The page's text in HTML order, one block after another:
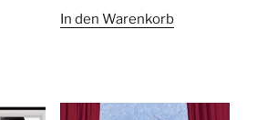
In den Warenkorb